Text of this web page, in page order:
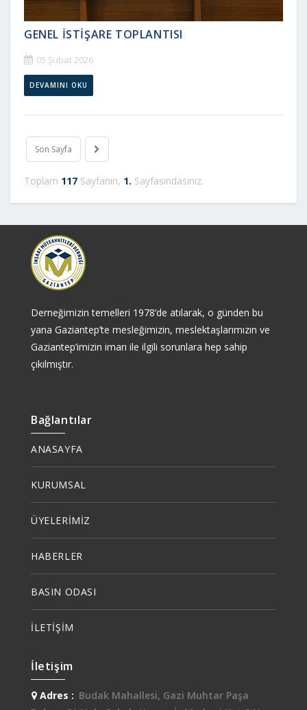
GENEL İSTİŞARE TOPLANTISI
05 Şubat 2026
DEVAMINI OKU
Son Sayfa
Toplam 117 Sayfanın, 1. Sayfasındasınız.
Derneğimizin temelleri 1978’de atılarak, o günden bu
yana Gaziantep’te mesleğimizin, meslektaşlarımızın ve
Gaziantep’imizin imarı ile ilgili sorunlara hep sahip
çıkılmıştır.
Bağlantılar
ANASAYFA
KURUMSAL
ÜYELERİMİZ
HABERLER
BASIN ODASI
İLETİŞİM
İletişim
Adres : Budak Mahallesi, Gazi Muhtar Paşa